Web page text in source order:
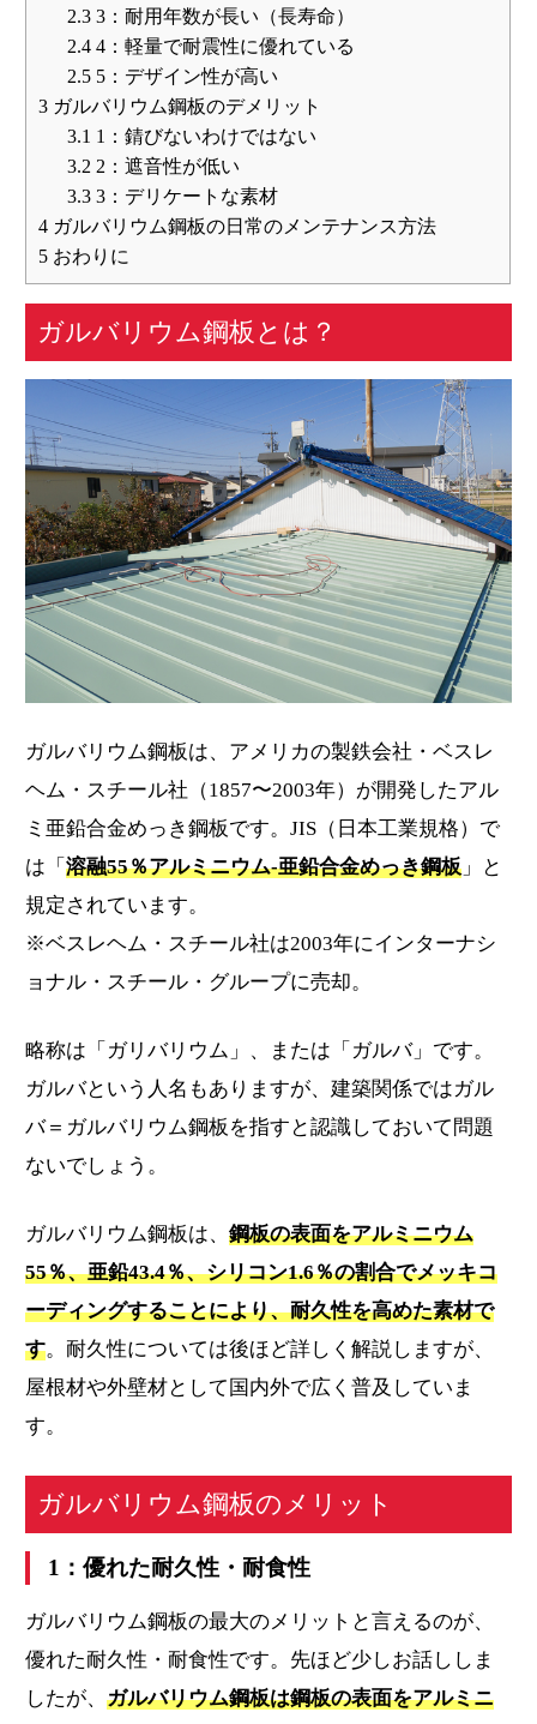
2.3 3：耐用年数が長い（長寿命）
2.4 4：軽量で耐震性に優れている
2.5 5：デザイン性が高い
3 ガルバリウム鋼板のデメリット
3.1 1：錆びないわけではない
3.2 2：遮音性が低い
3.3 3：デリケートな素材
4 ガルバリウム鋼板の日常のメンテナンス方法
5 おわりに
ガルバリウム鋼板とは？
ガルバリウム鋼板は、アメリカの製鉄会社・ベスレ
ヘム・スチール社（1857〜2003年）が開発したアル
ミ亜鉛合金めっき鋼板です。JIS（日本工業規格）で
は「溶融55％アルミニウム-亜鉛合金めっき鋼板 」と
規定されています。
※ベスレヘム・スチール社は2003年にインターナシ
ョナル・スチール・グループに売却。
略称は「ガリバリウム」、または「ガルバ」です。
ガルバという人名もありますが、建築関係ではガル
バ＝ガルバリウム鋼板を指すと認識しておいて問題
ないでしょう。
ガルバリウム鋼板は、鋼板の表面をアルミニウム
55％、亜鉛43.4％、シリコン1.6％の割合でメッキコ
ーディングすることにより、耐久性を高めた素材で
す。耐久性については後ほど詳しく解説しますが、
屋根材や外壁材として国内外で広く普及していま
す。
ガルバリウム鋼板のメリット
1：優れた耐久性・耐食性
ガルバリウム鋼板の最大のメリットと言えるのが、
優れた耐久性・耐食性です。先ほど少しお話ししま
したが、ガルバリウム鋼板は鋼板の表面をアルミニ